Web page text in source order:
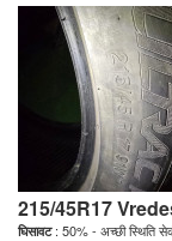
215/45R17
घिसावट: 50% - अच्छी स्थिति